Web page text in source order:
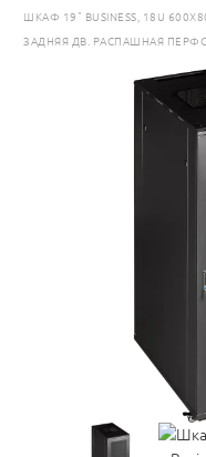
ШКАФ 19" BUSINESS, 18U
ЗАДНЯЯ ДВ. РАСПАШНАЯ